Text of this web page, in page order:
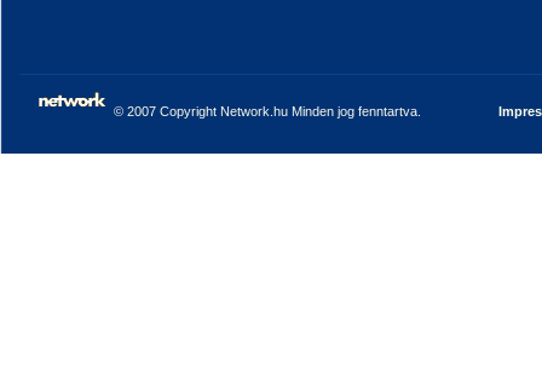
© 2007 Copyright Network.hu Minden jog fenntartva.